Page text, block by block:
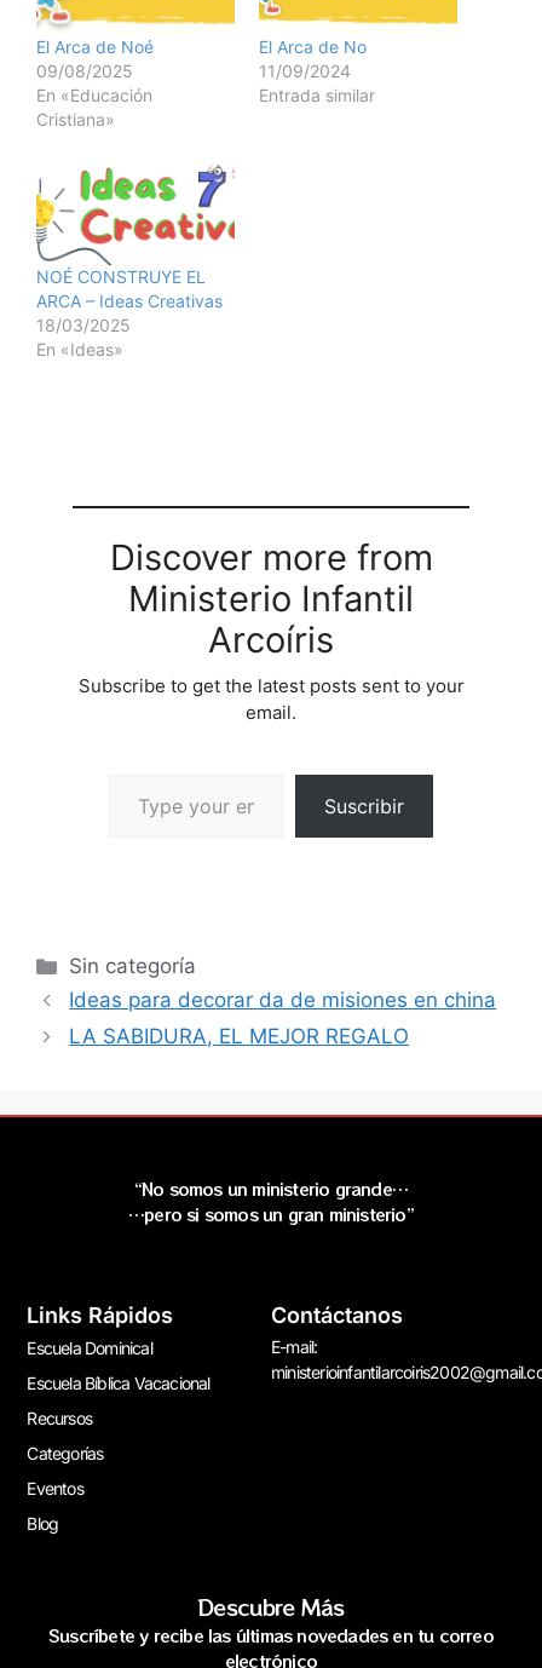
El Arca de Noé
09/08/2025
En «Educación
Cristiana»
El Arca de No
11/09/2024
Entrada similar
NOÉ CONSTRUYE EL
ARCA – Ideas Creativas
18/03/2025
En «Ideas»
Discover more from
Ministerio Infantil
Arcoíris
Subscribe to get the latest posts sent to your
email.
Suscribir
Sin categoría
Ideas para decorar da de misiones en china
LA SABIDURA, EL MEJOR REGALO
“No somos un ministerio grande…
…pero si somos un gran ministerio”
Links Rápidos
Escuela Dominical
Escuela Bíblica Vacacional
Recursos
Categorías
Eventos
Blog
Contáctanos
E-mail:
Descubre Más
Suscríbete y recibe las últimas novedades en tu correo
electrónico